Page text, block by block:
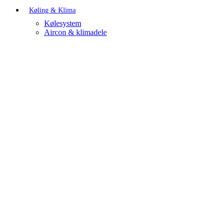
Køling & Klima
Kølesystem
Aircon & klimadele